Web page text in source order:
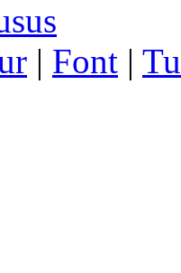
| Font |